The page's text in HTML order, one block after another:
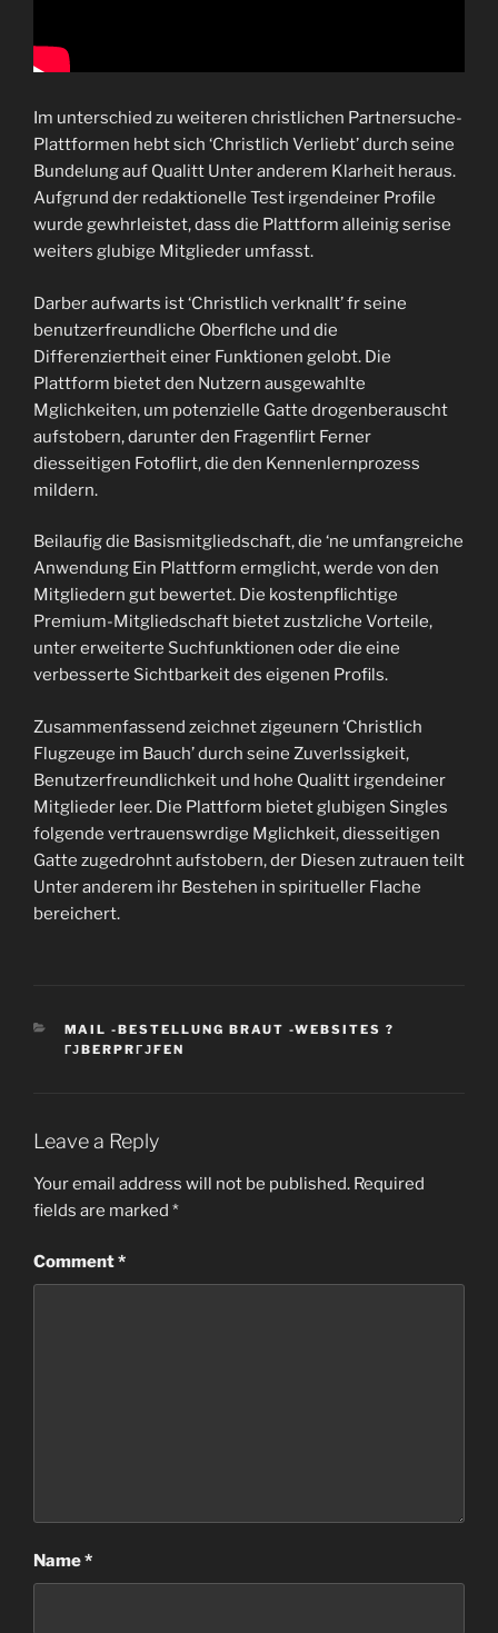
Im unterschied zu weiteren christlichen Partnersuche-
Plattformen hebt sich ‘Christlich Verliebt’ durch seine
Bundelung auf Qualitt Unter anderem Klarheit heraus.
Aufgrund der redaktionelle Test irgendeiner Profile
wurde gewhrleistet, dass die Plattform alleinig serise
weiters glubige Mitglieder umfasst.
Darber aufwarts ist ‘Christlich verknallt’ fr seine
benutzerfreundliche Oberflche und die
Differenziertheit einer Funktionen gelobt. Die
Plattform bietet den Nutzern ausgewahlte
Mglichkeiten, um potenzielle Gatte drogenberauscht
aufstobern, darunter den Fragenflirt Ferner
diesseitigen Fotoflirt, die den Kennenlernprozess
mildern.
Beilaufig die Basismitgliedschaft, die ‘ne umfangreiche
Anwendung Ein Plattform ermglicht, werde von den
Mitgliedern gut bewertet. Die kostenpflichtige
Premium-Mitgliedschaft bietet zustzliche Vorteile,
unter erweiterte Suchfunktionen oder die eine
verbesserte Sichtbarkeit des eigenen Profils.
Zusammenfassend zeichnet zigeunern ‘Christlich
Flugzeuge im Bauch’ durch seine Zuverlssigkeit,
Benutzerfreundlichkeit und hohe Qualitt irgendeiner
Mitglieder leer. Die Plattform bietet glubigen Singles
folgende vertrauenswrdige Mglichkeit, diesseitigen
Gatte zugedrohnt aufstobern, der Diesen zutrauen teilt
Unter anderem ihr Bestehen in spiritueller Flache
bereichert.
CATEGORIES
MAIL -BESTELLUNG BRAUT -WEBSITES ?
ГЈBERPRГЈFEN
Leave a Reply
Your email address will not be published. Required
fields are marked *
Comment*
Name*